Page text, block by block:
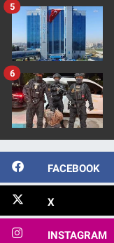
5
6
FACEBOOK
X
INSTAGRAM